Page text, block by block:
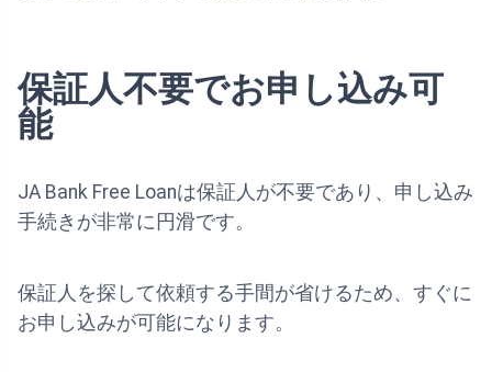
保証人不要でお申し込み可
能
JA Bank Free Loanは保証人が不要であり、申し込み
手続きが非常に円滑です。
保証人を探して依頼する手間が省けるため、すぐに
お申し込みが可能になります。